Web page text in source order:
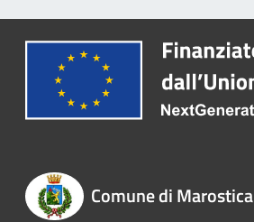
Comune di Marostica